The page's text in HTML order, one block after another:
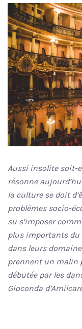
Aussi insolite soit-
résonne
la culture se doit
problèmes socio-
su s’imposer
plus importants du
dans leurs
prennent un malin
débutée par les
Gioconda